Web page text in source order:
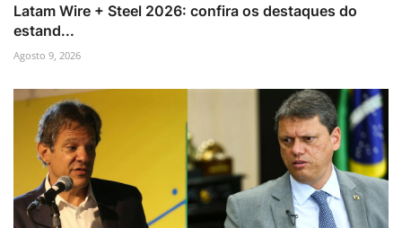
Latam Wire + Steel 2026: confira os destaques do
estand...
Agosto 9, 2026